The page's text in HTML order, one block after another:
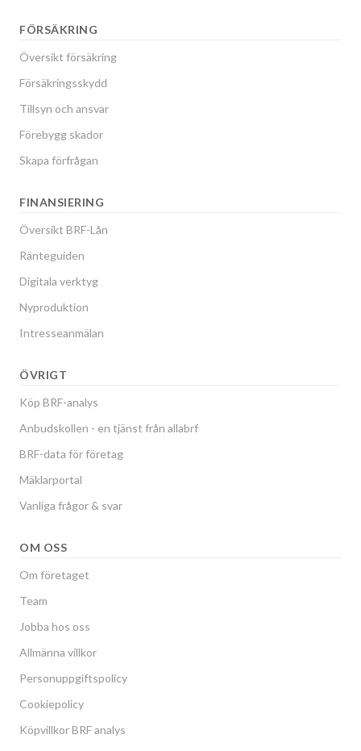
FÖRSÄKRING
Översikt försäkring
Försäkringsskydd
Tillsyn och ansvar
Förebygg skador
Skapa förfrågan
FINANSIERING
Översikt BRF-Lån
Ränteguiden
Digitala verktyg
Nyproduktion
Intresseanmälan
ÖVRIGT
Köp BRF-analys
Anbudskollen - en tjänst från allabrf
BRF-data för företag
Mäklarportal
Vanliga frågor & svar
OM OSS
Om företaget
Team
Jobba hos oss
Allmänna villkor
Personuppgiftspolicy
Cookiepolicy
Köpvillkor BRF analys